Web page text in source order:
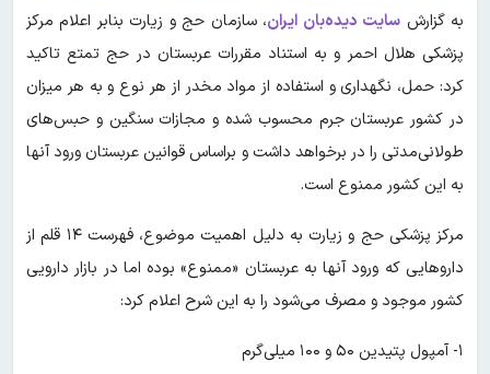
به گزارش سایت دیده‌بان ایران، سازمان حج و زیارت بنابر اعلام مرکز
پزشکی هلال احمر و به استناد مقررات عربستان در حج تمتع تاکید
کرد: حمل، نگهداری و استفاده از مواد مخدر از هر نوع و به هر میزان
در کشور عربستان جرم محسوب شده و مجازات سنگین و حبس‌های
طولانی‌مدتی را در برخواهد داشت و براساس قوانین عربستان ورود آنها
به این کشور ممنوع است.
مرکز پزشکی حج و زیارت به دلیل اهمیت موضوع، فهرست ۱۴ قلم از
داروهایی که ورود آنها به عربستان «ممنوع» بوده اما در بازار دارویی
کشور موجود و مصرف می‌شود را به این شرح اعلام کرد:
۱- آمپول پتیدین ۵۰ و ۱۰۰ میلی‌گرم